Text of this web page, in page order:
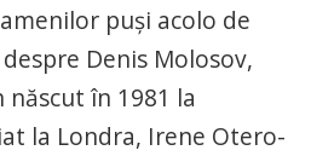
puși acolo de
Denis Molosov,
în 1981 la
la Londra, Irene Otero-